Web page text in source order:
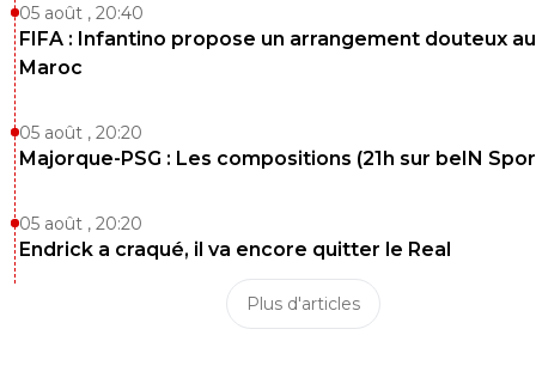
05 août , 20:40
FIFA : Infantino propose un arrangement douteux au
Maroc
05 août , 20:20
Majorque-PSG : Les compositions (21h sur beIN
05 août , 20:20
Endrick a craqué, il va encore quitter le Real
Plus d'articles